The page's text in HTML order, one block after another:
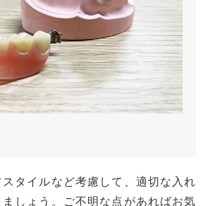
タイルなど考慮して、適切な入れ
しょう。ご不明な点があればお気